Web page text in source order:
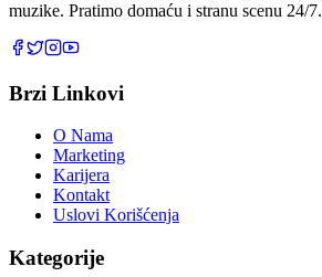
muzike. Pratimo domaću i stranu scenu 24/7.
Brzi Linkovi
O Nama
Marketing
Karijera
Kontakt
Uslovi Korišćenja
Kategorije